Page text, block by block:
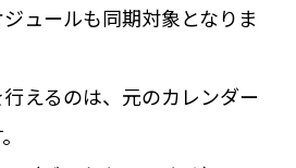
ュールも同期対象となりま
えるのは、元のカレンダー